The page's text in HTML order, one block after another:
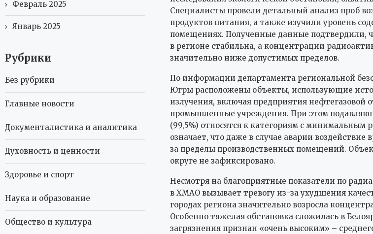
Специалисты провели детальный анализ проб
продуктов питания, а также изучили уровень
помещениях. Полученные данные подтвердили,
в регионе стабильна, а концентрации
значительно ниже допустимых пределов.
По информации департамента региональной
Югры расположены объекты, использующие
излучения, включая предприятия нефтегазовой
промышленные учреждения. При этом
(99,5%) относятся к категориям с минимальным
означает, что даже в случае аварии
за пределы производственных помещений.
округе не зафиксировано.
Несмотря на благоприятные показатели по
в ХМАО вызывает тревогу из-за ухудшения
городах региона значительно возросла
Особенно тяжелая обстановка сложилась в
загрязнения признан «очень высоким» –
Февраль 2025
Январь 2025
Рубрики
Без рубрики
Главные новости
Документалистика и аналитика
Духовность и ценности
Здоровье и спорт
Наука и образование
Общество и культура